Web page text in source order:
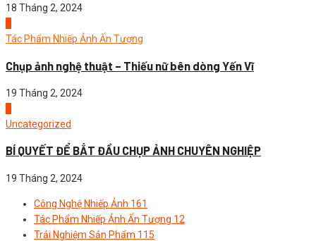
18 Tháng 2, 2024
Tác Phẩm Nhiếp Ảnh Ấn Tượng
Chụp ảnh nghệ thuật – Thiếu nữ bên dòng Yến Vĩ
19 Tháng 2, 2024
Uncategorized
BÍ QUYẾT ĐỂ BẮT ĐẦU CHỤP ẢNH CHUYÊN NGHIỆP
19 Tháng 2, 2024
Công Nghệ Nhiếp Ảnh 161
Tác Phẩm Nhiếp Ảnh Ấn Tượng 12
Trải Nghiệm Sản Phẩm 115